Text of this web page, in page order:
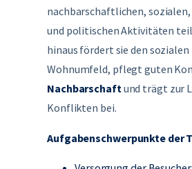
nachbarschaftlichen,
und politischen Aktivitäten
hinaus fördert sie den sozialen
Wohnumfeld, pflegt guten
Nachbarschaft und trägt zur
Konflikten bei.
Aufgabenschwerpunkte der